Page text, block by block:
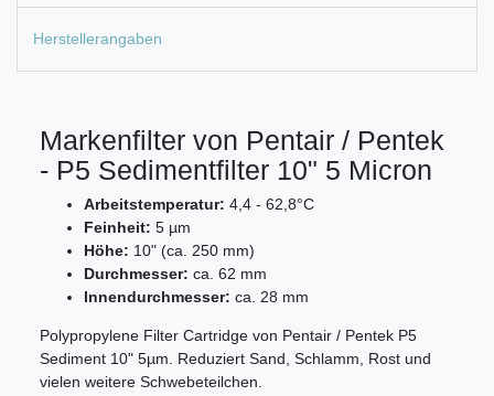
Herstellerangaben
Markenfilter von Pentair / Pentek
- P5 Sedimentfilter 10" 5 Micron
Arbeitstemperatur: 4,4 - 62,8°C
Feinheit: 5 µm
Höhe: 10" (ca. 250 mm)
Durchmesser: ca. 62 mm
Innendurchmesser: ca. 28 mm
Polypropylene Filter Cartridge von Pentair / Pentek P5
Sediment 10" 5µm. Reduziert Sand, Schlamm, Rost und
vielen weitere Schwebeteilchen.